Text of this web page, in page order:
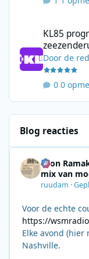
KL85
Doorde
0
Blog reacties
Leon
mix van
ruudam ·
Voor de echte
https://
Elke avond (hier
Nashville.